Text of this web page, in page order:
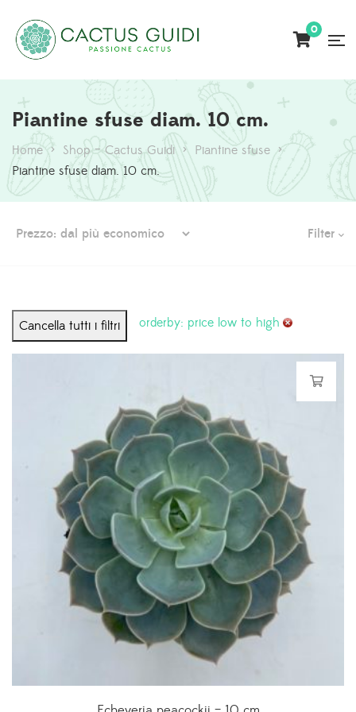
0
Piantine sfuse diam. 10 cm.
Home > Shop – Cactus Guidi > Piantine sfuse >
Piantine sfuse diam. 10 cm.
Filter
Cancella tutti i filtri orderby: price low to high